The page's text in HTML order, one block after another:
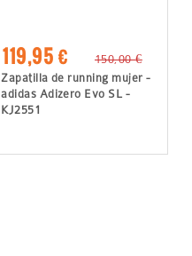
119,95 €
150,00 €
Zapatilla de running mujer -
adidas Adizero Evo SL -
KJ2551